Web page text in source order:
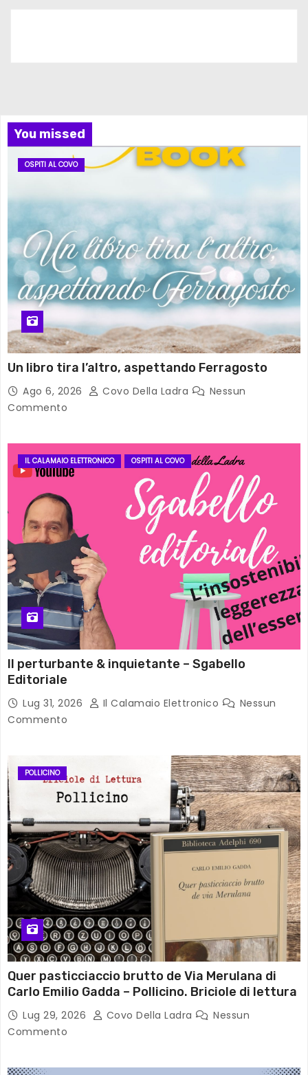
You missed
OSPITI AL COVO
Un libro tira l’altro, aspettando Ferragosto
Ago 6, 2026 Covo Della Ladra
Nessun
Commento
IL CALAMAIO ELETTRONICO OSPITI AL COVO
Il perturbante & inquietante – Sgabello
Editoriale
Lug 31, 2026 Il Calamaio Elettronico
Nessun
Commento
POLLICINO
Quer pasticciaccio brutto de Via Merulana di
Carlo Emilio Gadda – Pollicino. Briciole di lettura
Lug 29, 2026 Covo Della Ladra
Nessun
Commento